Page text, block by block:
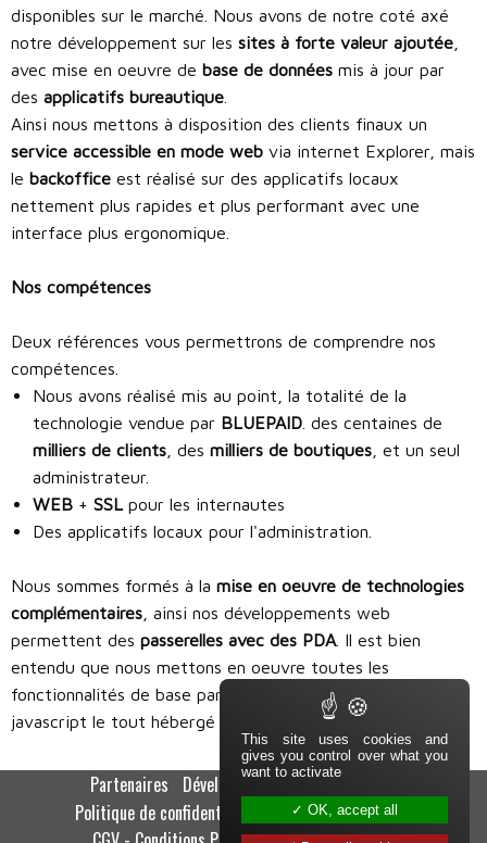
disponibles sur le marché. Nous avons de notre coté axé
notre développement sur les sites à forte valeur ajoutée
avec mise en oeuvre de base de données mis à jour par
des applicatifs bureautique
Ainsi nous mettons à disposition des clients finaux un
service accessible en mode web via internet Explorer, mais
le backoffice est réalisé sur des applicatifs locaux
nettement plus rapides et plus performant avec une
interface plus ergonomique.
Nos compétences
Deux références vous permettrons de comprendre nos
compétences.
Nous avons réalisé mis au point, la totalité de la
technologie vendue par BLUEPAID . des centaines de
milliers de clients , des milliers de boutiques , et un seul
administrateur.
WEB + SSL pour les internautes
Des applicatifs locaux pour l'administration.
Nous sommes formés à la mise en oeuvre de technologies
complémentaires , ainsi nos développements web
permettent des passerelles avec des PDA. Il est bien
entendu que nous mettons en oeuvre toutes les
fonctionnalités de base par la maîtrise du html, php et
javascript le tout hébergé sur nos serveurs sous Linux.
Pied de page
Navigation secondaire
Partenaires Développeurs Mentions légales
Politique de confidentialité
Politique des cookies
This site uses cookies and
gives you control over what you
want to activate
OK, accept all